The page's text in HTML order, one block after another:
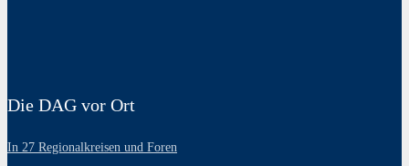
Die DAG vor Ort
In 27 Regionalkreisen und Foren